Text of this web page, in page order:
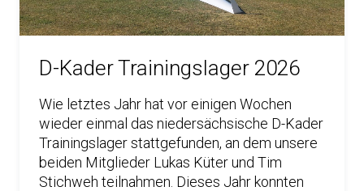
D-Kader Trainingslager 2026
Wie letztes Jahr hat vor einigen Wochen
wieder einmal das niedersächsische D-Kader
Trainingslager stattgefunden, an dem unsere
beiden Mitglieder Lukas Küter und Tim
Stichweh teilnahmen. Dieses Jahr konnten